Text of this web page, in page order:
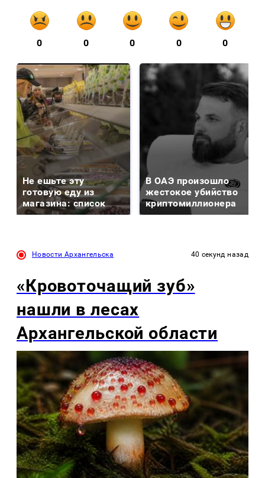
0 0 0 0 0
Не ешьте эту
готовую еду из
магазина: список
В ОАЭ произошло
жестокое убийство
криптомиллионера
Новости Архангельска 40 секунд назад
«Кровоточащий зуб»
нашли в лесах
Архангельской области